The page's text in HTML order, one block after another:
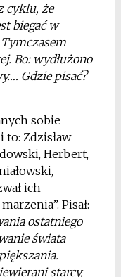
cyklu, że
biegać w
Bo: wydłużono
Gdzie pisać?
sobie
to: Zdzisław
Herbert,
ich
Pisał:
ostatniego
świata
starcy,